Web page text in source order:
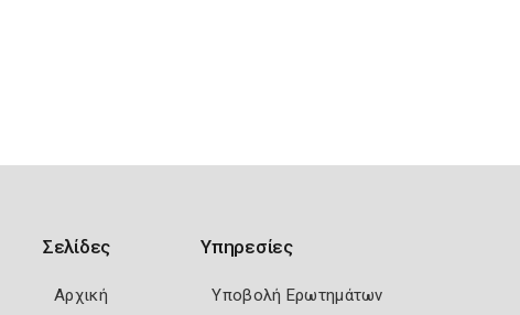
Σελίδες
Αρχική
Υπηρεσίες
Υποβολή Ερωτημάτων